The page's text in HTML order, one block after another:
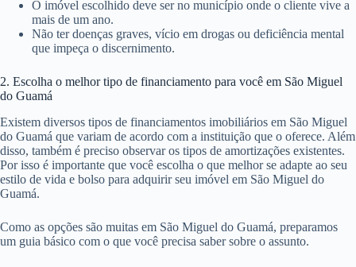
O financiamento imobiliário em São Miguel do Guamá é uma espécie
de empréstimo que facilita a aquisição de moradia. Ele pode ser
utilizado para compra do imóvel pronto, para adquirir um terreno ou
Miguel do Guamá.
princípio, a algumas características básicas. São elas:
Comprovar sua renda;
Ser maior de idade;
Ser brasileiro nato ou naturalizado;
O imóvel escolhido deve ser no município onde o cliente vive a
Não ter doenças graves, vício em drogas ou deficiência mental
que impeça o discernimento.